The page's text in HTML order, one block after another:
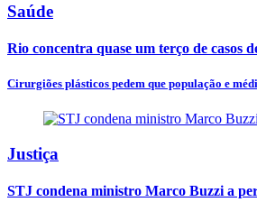
Saúde
Rio concentra quase um terço de casos
Cirurgiões plásticos pedem que população e
Justiça
STJ condena ministro Marco Buzzi a